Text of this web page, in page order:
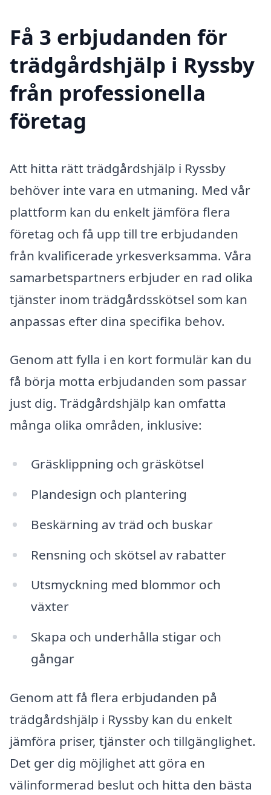
Få 3 erbjudanden för
trädgårdshjälp i Ryssby
från professionella
företag
Att hitta rätt trädgårdshjälp i Ryssby
behöver inte vara en utmaning. Med vår
plattform kan du enkelt jämföra flera
företag och få upp till tre erbjudanden
från kvalificerade yrkesverksamma. Våra
samarbetspartners erbjuder en rad olika
tjänster inom trädgårdsskötsel som kan
anpassas efter dina specifika behov.
Genom att fylla i en kort formulär kan du
få börja motta erbjudanden som passar
just dig. Trädgårdshjälp kan omfatta
många olika områden, inklusive:
Gräsklippning och gräskötsel
Plandesign och plantering
Beskärning av träd och buskar
Rensning och skötsel av rabatter
Utsmyckning med blommor och
växter
Skapa och underhålla stigar och
gångar
Genom att få flera erbjudanden på
trädgårdshjälp i Ryssby kan du enkelt
jämföra priser, tjänster och tillgänglighet.
Det ger dig möjlighet att göra en
välinformerad beslut och hitta den bästa